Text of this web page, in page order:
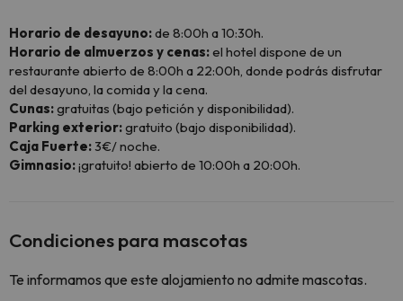
Horario de desayuno:de 8:00h a 10:30h.
Horario de almuerzos y cenas:el hotel dispone de un
restaurante abierto de 8:00h a 22:00h, donde podrás disfrutar
del desayuno, la comida y la cena.
Cunas:gratuitas (bajo petición y disponibilidad).
Parking exterior:gratuito (bajo disponibilidad).
Caja Fuerte:3€/ noche.
Gimnasio:¡gratuito! abierto de 10:00h a 20:00h.
Condiciones para mascotas
Te informamos que este alojamiento no admite mascotas.